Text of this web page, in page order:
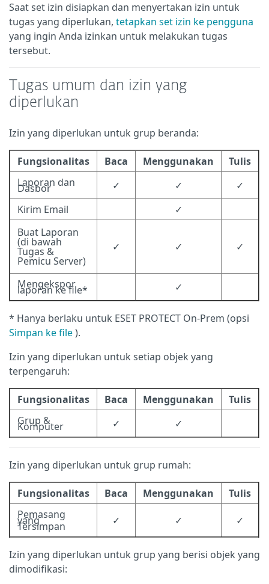
Saat set izin disiapkan dan menyertakan izin untuk
tugas yang diperlukan, tetapkan set izin ke pengguna
yang ingin Anda izinkan untuk melakukan tugas
tersebut.
Tugas umum dan izin yang
diperlukan
Izin yang diperlukan untuk grup beranda:
Fungsionalitas Baca Menggunakan
Tulis
Laporan dan
Dasbor ✓ ✓
✓
Kirim Email
✓
Buat Laporan
(di bawah
Tugas &
Pemicu Server)
✓ ✓ ✓
Mengekspor
laporan ke file* ✓
* Hanya berlaku untuk ESET PROTECT On-Prem (opsi
Simpan ke file).
Izin yang diperlukan untuk setiap objek yang
terpengaruh:
Fungsionalitas Baca Menggunakan
Tulis
Grup &
Komputer ✓ ✓
Izin yang diperlukan untuk grup rumah:
Fungsionalitas Baca Menggunakan
Tulis
Pemasang
yang
Tersimpan ✓ ✓ ✓
Izin yang diperlukan untuk grup yang berisi objek yang
dimodifikasi: